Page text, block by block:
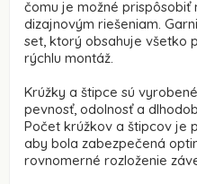
čomu je možné prispôsobiť
dizajnovým riešeniam.
set, ktorý obsahuje všetko
rýchlu montáž.
Krúžky a štipce sú
pevnosť, odolnosť a
Počet krúžkov a štipcov je
aby bola zabezpečená
rovnomerné rozloženie